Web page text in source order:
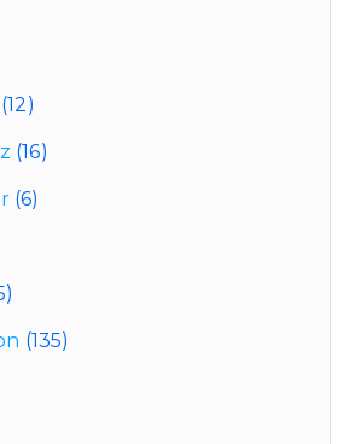
(12)
(16)
(6)
(135)